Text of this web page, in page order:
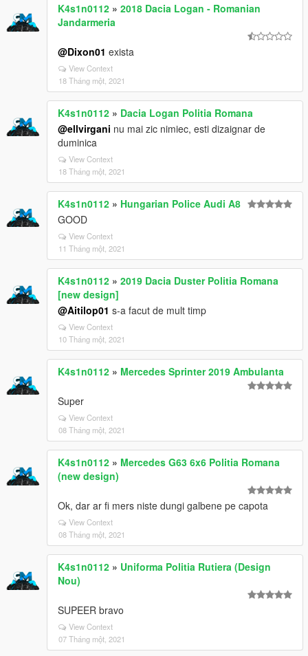
K4s1n0112 » 2018 Dacia Logan - Romanian
Jandarmeria
@Dixon01 exista
View Context
18 Tháng một, 2021
K4s1n0112 » Dacia Logan Politia Romana
@ellvirgani nu mai zic nimiec, esti dizaignar de
duminica
View Context
18 Tháng một, 2021
K4s1n0112 » Hungarian Police Audi A8
GOOD
View Context
11 Tháng một, 2021
K4s1n0112 » 2019 Dacia Duster Politia Romana
[new design]
@Aitilop01 s-a facut de mult timp
View Context
10 Tháng một, 2021
K4s1n0112 » Mercedes Sprinter 2019 Ambulanta
Super
View Context
08 Tháng một, 2021
K4s1n0112 » Mercedes G63 6x6 Politia Romana
(new design)
Ok, dar ar fi mers niste dungi galbene pe capota
View Context
08 Tháng một, 2021
K4s1n0112 » Uniforma Politia Rutiera (Design
Nou)
SUPEER bravo
View Context
07 Tháng một, 2021